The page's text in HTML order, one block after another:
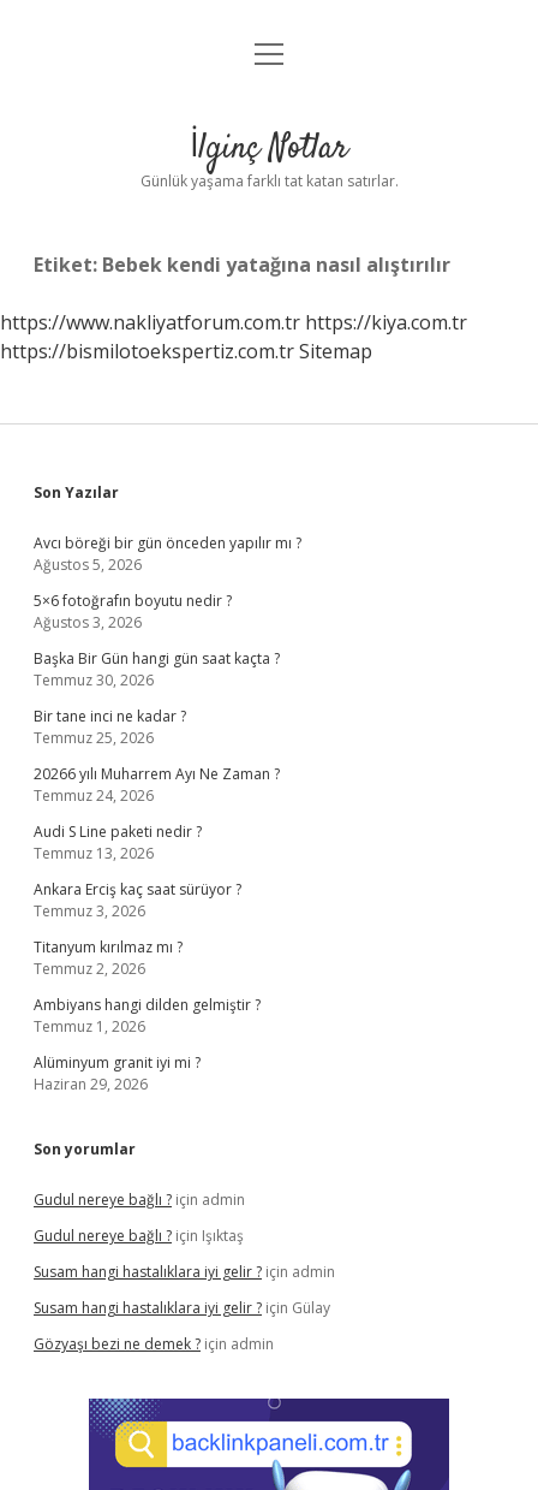
Anasayfa
Yasal Uyarı
menüyü
İlginç Notlar
Günlük yaşama farklı tat katan satırlar.
Etiket: Bebek kendi yatağına nasıl alıştırılır
https://www.nakliyatforum.com.tr https://kiya.com.tr
https://bismilotoekspertiz.com.trSitemap
Sidebar
Son Yazılar
Avcı böreği bir gün önceden yapılır mı ?
Ağustos 5, 2026
5×6 fotoğrafın boyutu nedir ?
Ağustos 3, 2026
Başka Bir Gün hangi gün saat kaçta ?
Temmuz 30, 2026
Bir tane inci ne kadar ?
Temmuz 25, 2026
20266 yılı Muharrem Ayı Ne Zaman ?
Temmuz 24, 2026
Audi S Line paketi nedir ?
Temmuz 13, 2026
Ankara Erciş kaç saat sürüyor ?
Temmuz 3, 2026
Titanyum kırılmaz mı ?
Temmuz 2, 2026
Ambiyans hangi dilden gelmiştir ?
Temmuz 1, 2026
Alüminyum granit iyi mi ?
Haziran 29, 2026
Son yorumlar
Gudul nereye bağlı ? için admin
Gudul nereye bağlı ? için Işıktaş
Susam hangi hastalıklara iyi gelir ? için admin
Susam hangi hastalıklara iyi gelir ? için Gülay
Gözyaşı bezi ne demek ? için admin